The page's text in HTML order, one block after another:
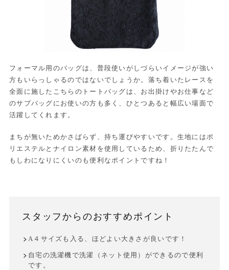
フォーマル用のバッグは、普段使いがしづらいイメージが強い
方もいらっしゃるのではないでしょうか。落ち着いたレースを
全面に施したこちらのトートバッグは、お出掛けやお仕事など
のサブバッグにお使いの方も多く、ひとつあると幅広い場面で
活躍してくれます。
まちが無いためかさばらず、持ち運びやすいです。生地にはポ
リエステルとナイロン素材を使用しているため、折りたたんで
もしわになりにくいのも便利なポイントですね！
スタッフからのおすすめポイント
A４サイズも入る、ほどよい大きさが良いです！
自宅の洗濯機で洗濯（ネット使用）ができるので便利
です。